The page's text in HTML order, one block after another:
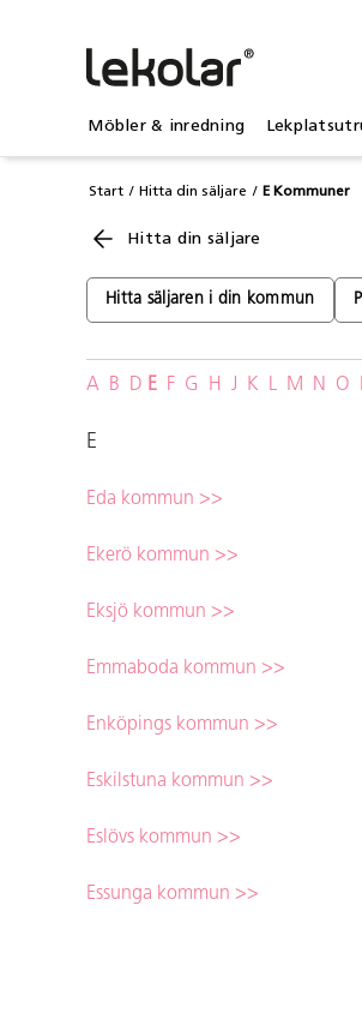
Möbler & inredning
Start Hitta din säljare E Kommuner
Hitta din säljare
Hitta säljaren i din kommun
A B D E F G H J K L M N O
E
Eda kommun >>
Ekerö kommun >>
Eksjö kommun >>
Emmaboda kommun >>
Enköpings kommun >>
Eskilstuna kommun >>
Eslövs kommun >>
Essunga kommun >>